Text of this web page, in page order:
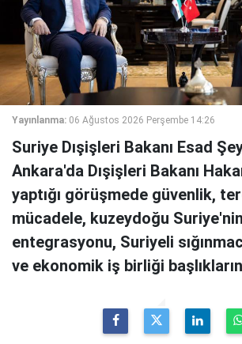
Yayınlanma: 06 Ağustos 2026 Perşembe 14:26
Suriye Dışişleri Bakanı Esad
Ankara'da Dışişleri Bakanı
yaptığı görüşmede güvenlik,
mücadele, kuzeydoğu Suriye'nin
entegrasyonu, Suriyeli
ve ekonomik iş birliği